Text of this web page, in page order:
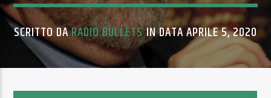
SCRITTO DARADIO BULLETSIN DATA APRILE 5, 2020